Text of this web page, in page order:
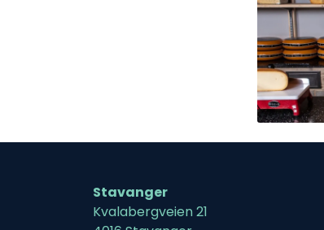
Stavanger
Kvalabergveien 21